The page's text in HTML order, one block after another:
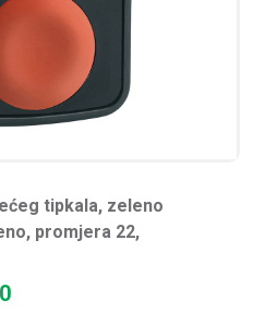
tipkala, zeleno
promjera 22,